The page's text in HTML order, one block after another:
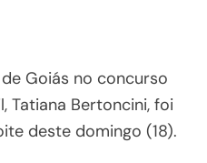
Goiás no concurso
Tatiana Bertoncini, foi
deste domingo (18).